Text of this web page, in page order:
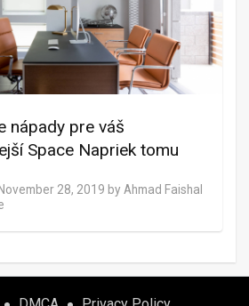
nápady pre váš
Space Napriek tomu
November 28, 2019 by Ahmad Faishal